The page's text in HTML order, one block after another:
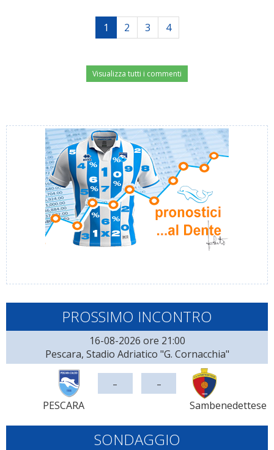
1 2 3 4
Visualizza tutti i commenti
PROSSIMO INCONTRO
16-08-2026 ore 21:00
Pescara, Stadio Adriatico "G. Cornacchia"
PESCARA
- -
Sambenedettese
SONDAGGIO